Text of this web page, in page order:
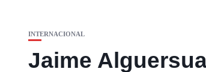
INTERNACIONAL
Jaime